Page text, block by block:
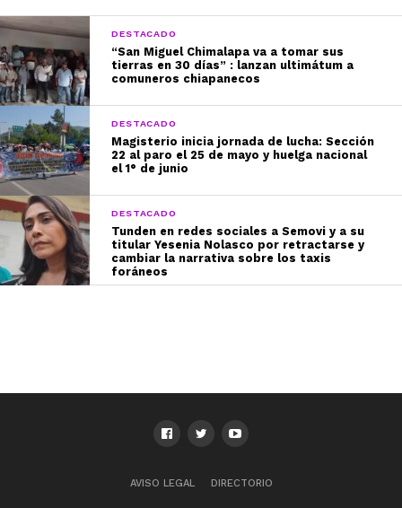
DESTACADO
“San Miguel Chimalapa va a tomar sus
tierras en 30 días” : lanzan ultimátum a
comuneros chiapanecos
DESTACADO
Magisterio inicia jornada de lucha: Sección
22 al paro el 25 de mayo y huelga nacional
el 1° de junio
DESTACADO
Tunden en redes sociales a Semovi y a su
titular Yesenia Nolasco por retractarse y
cambiar la narrativa sobre los taxis
foráneos
AVISO LEGAL DIRECTORIO